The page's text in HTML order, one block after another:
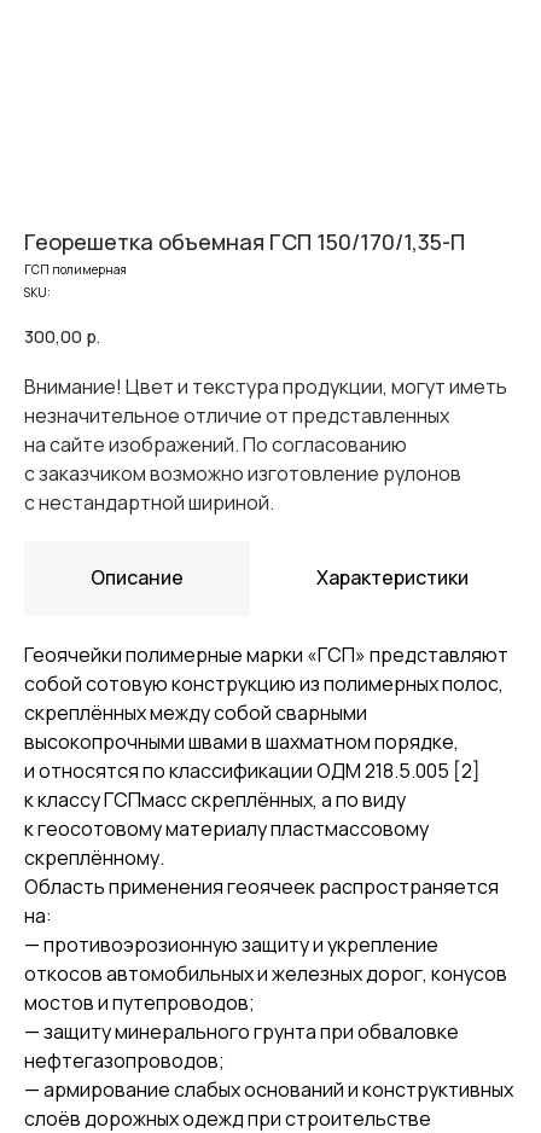
Георешетка объемная ГСП 150/170/1,35-П
ГСП полимерная
SKU:
300,00 р.
Внимание! Цвет и текстура продукции, могут иметь
незначительное отличие от представленных
на сайте изображений. По согласованию
с заказчиком возможно изготовление рулонов
с нестандартной шириной.
Описание Характеристики
Геоячейки полимерные марки «ГСП» представляют
собой сотовую конструкцию из полимерных полос,
скреплённых между собой сварными
высокопрочными швами в шахматном порядке,
и относятся по классификации ОДМ 218.5.005 [2]
к классу ГСПмасс скреплённых, а по виду
к геосотовому материалу пластмассовому
скреплённому.
Область применения геоячеек распространяется
на:
— противоэрозионную защиту и укрепление
откосов автомобильных и железных дорог, конусов
мостов и путепроводов;
— защиту минерального грунта при обваловке
нефтегазопроводов;
— армирование слабых оснований и конструктивных
слоёв дорожных одежд при строительстве